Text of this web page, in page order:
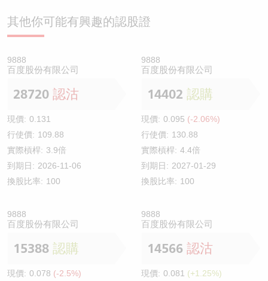
其他你可能有興趣的認股證
9888
百度股份有限公司
28720 認沽
現價: 0.131
行使價: 109.88
實際槓桿: 3.9倍
到期日: 2026-11-06
換股比率: 100
9888
百度股份有限公司
14402 認購
現價: 0.095 (-2.06%)
行使價: 130.88
實際槓桿: 4.4倍
到期日: 2027-01-29
換股比率: 100
9888
百度股份有限公司
15388 認購
現價: 0.078 (-2.5%)
9888
百度股份有限公司
14566 認沽
現價: 0.081 (+1.25%)